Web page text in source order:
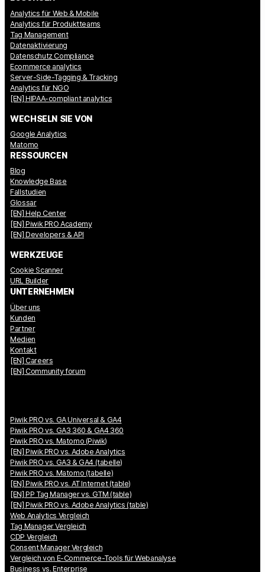
Analytics für Web & Mobile
Analytics für Produktteams
Tag Management
Datenaktivierung
Datenschutz Compliance
Ecommerce analytics
Server-Side-Tagging & Tracking
Analytics für NGO
[EN] HIPAA-compliant analytics
WECHSELN SIE VON
Google Analytics
Matomo
RESSOURCEN
Blog
Knowledge Base
Fallstudien
Glossar
[EN] Help Center
[EN] Piwik PRO Academy
[EN] Developers & API
WERKZEUGE
Cookie Scanner
URL Builder
UNTERNEHMEN
Über uns
Kunden
Partner
Medien
Kontakt
[EN] Careers
[EN] Community forum
Piwik PRO vs. GA Universal & GA4
Piwik PRO vs. GA3 360 & GA4 360
Piwik PRO vs. Matomo (Piwik)
[EN] Piwik PRO vs. Adobe Analytics
Piwik PRO vs. GA3 & GA4 (tabelle)
Piwik PRO vs. Matomo (tabelle)
[EN] Piwik PRO vs. AT Internet (table)
[EN] PP Tag Manager vs. GTM (table)
[EN] Piwik PRO vs. Adobe Analytics (table)
Web Analytics Vergleich
Tag Manager Vergleich
CDP Vergleich
Consent Manager Vergleich
Vergleich von E-Commerce-Tools für Webanalyse
Business vs. Enterprise